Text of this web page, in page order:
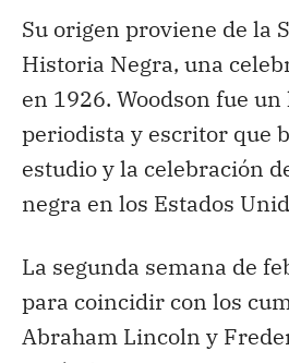
Su origen proviene de la
Historia Negra, una
en 1926. Woodson fue
periodista y escritor que
estudio y la celebración
negra en los Estados
La segunda semana de
para coincidir con los
Abraham Lincoln y